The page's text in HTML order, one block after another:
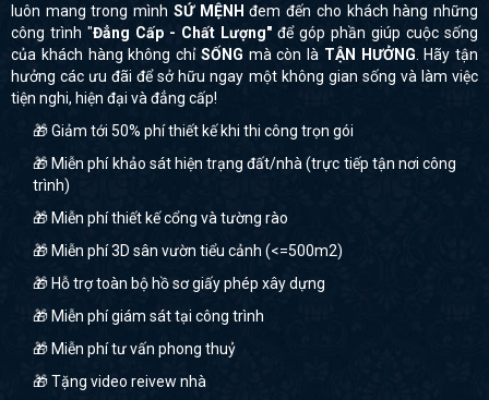
luôn mang trong mình SỨ MỆNH đem đến cho khách hàng những
công trình "Đẳng Cấp - Chất Lượng" để góp phần giúp cuộc sống
của khách hàng không chỉ SỐNG mà còn là TẬN HƯỞNG. Hãy tận
hưởng các ưu đãi để sở hữu ngay một không gian sống và làm việc
tiện nghi, hiện đại và đẳng cấp!
🎁 Giảm tới 50% phí thiết kế khi thi công trọn gói
🎁 Miễn phí khảo sát hiện trạng đất/nhà (trực tiếp tận nơi công
trình)
🎁 Miễn phí thiết kế cổng và tường rào
🎁 Miễn phí 3D sân vườn tiểu cảnh (<=500m2)
🎁 Hỗ trợ toàn bộ hồ sơ giấy phép xây dựng
🎁 Miễn phí giám sát tại công trình
🎁 Miễn phí tư vấn phong thuỷ
🎁 Tặng video reivew nhà